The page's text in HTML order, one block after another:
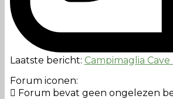
Laatste bericht: Campimaglia
Forum iconen:
Forum bevat geen ongelezen